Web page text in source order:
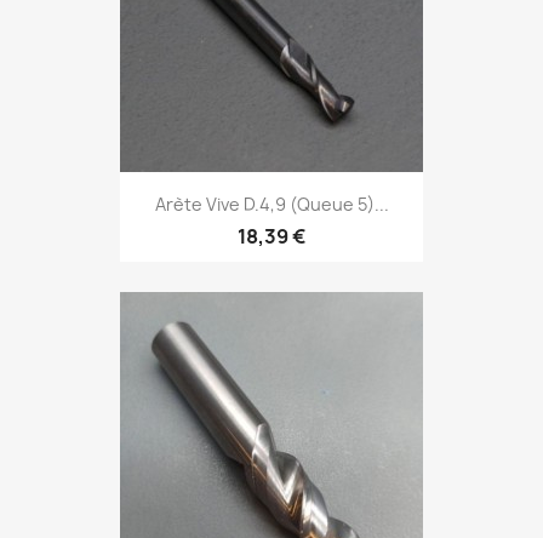
Arète Vive D.4,9 (Queue 5)...
18,39 €